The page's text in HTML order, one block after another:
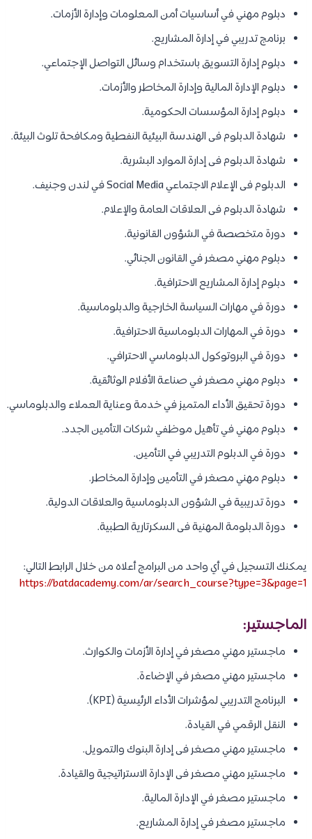
دبلوم مهني في أساسيات أمن المعلومات وإدارة الأزمات.
برنامج تدريبي في إدارة المشاريع.
دبلوم إدارة التسويق باستخدام وسائل التواصل الإجتماعي.
دبلوم الإدارة المالية وإدارة المخاطر والأزمات.
دبلوم إدارة المؤسسات الحكومية.
شهادة الدبلوم فى الهندسة البيئية النفطية ومكافحة تلوث البيئة.
شهادة الدبلوم فى إدارة الموارد البشرية.
الدبلوم فى الإعلام الاجتماعي Social Media في لندن وجنيف.
شهادة الدبلوم فى العلاقات العامة والإعلام.
دورة متخصصة في الشؤون القانونية.
دبلوم مهني مصغر في القانون الجنائي.
دبلوم إدارة المشاريع الاحترافية.
دورة في مهارات السياسة الخارجية والدبلوماسية.
دورة في المهارات الدبلوماسية الاحترافية.
دورة في البروتوكول الدبلوماسي الاحترافي.
دبلوم مهني مصغر في صناعة الأفلام الوثائقية.
دورة تحقيق الأداء المتميز في خدمة وعناية العملاء والدبلوماسي.
دبلوم مهني في تأهيل موظفي شركات التأمين الجدد.
دورة في الدبلوم التدريبي في التأمين.
دبلوم مهني مصغر في التأمين وإدارة المخاطر.
دورة تدريبية في الشؤون الدبلوماسية والعلاقات الدولية.
دورة الدبلومة المهنية فى السكرتارية الطبية.
يمكنك التسجيل في أي واحد من البرامج أعلاه من خلال الرابط التالي:
https://batdacademy.com/ar/search_course?type=3&page=1
الماجستير:
ماجستير مهني مصغر في إدارة الأزمات والكوارث.
ماجستير مهني مصغر في الإضاءة.
البرنامج التدريبي لمؤشرات الأداء الرئيسية (KPI).
النقل الرقمي في القيادة.
ماجستير مهني مصغر فى إدارة البنوك والتمويل.
ماجستير مهني مصغر فى الإدارة الاستراتيجية والقيادة.
ماجستير مصغر في الإدارة المالية.
ماجستير مصغر في إدارة المشاريع.